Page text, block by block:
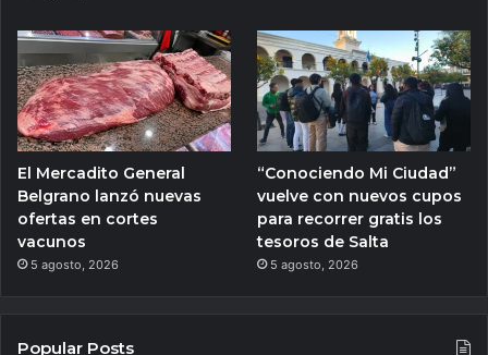
El Mercadito General
Belgrano lanzó nuevas
ofertas en cortes
vacunos
5 agosto, 2026
“Conociendo Mi Ciudad”
vuelve con nuevos cupos
para recorrer gratis los
tesoros de Salta
5 agosto, 2026
Popular Posts